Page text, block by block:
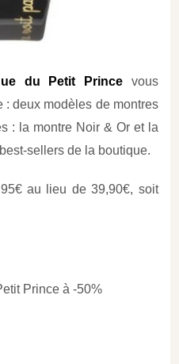
du Petit Prince vous
: deux modèles de montres
: la montre Noir & Or et la
sellers de la boutique.
au lieu de 39,90€, soit
Prince à -50%